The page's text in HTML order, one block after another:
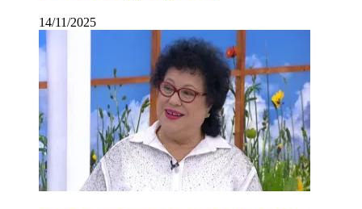
14/11/2025